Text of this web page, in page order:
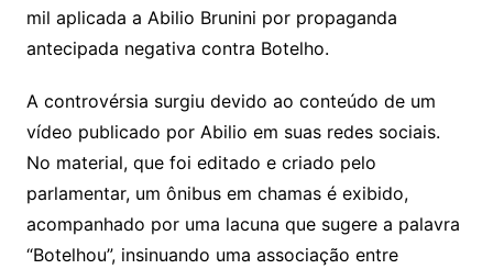
mil aplicada a Abilio Brunini por propaganda
antecipada negativa contra Botelho.
A controvérsia surgiu devido ao conteúdo de um
vídeo publicado por Abilio em suas redes sociais.
No material, que foi editado e criado pelo
parlamentar, um ônibus em chamas é exibido,
acompanhado por uma lacuna que sugere a palavra
“Botelhou”, insinuando uma associação entre